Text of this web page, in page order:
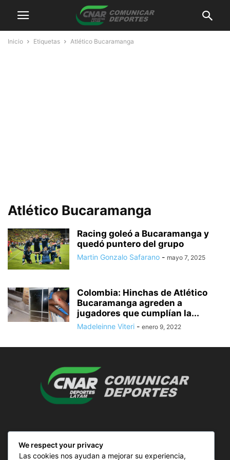
Inicio Etiquetas Atlético Bucaramanga
Atlético Bucaramanga
Racing goleó a Bucaramanga y
quedó puntero del grupo
Martin Gonzalo Safarano - mayo 7, 2025
Colombia: Hinchas de Atlético
Bucaramanga agreden a
jugadores que cumplían la...
Madeleinne Viteri - enero 9, 2022
We respect your privacy
Las cookies nos ayudan a mejorar su experiencia,